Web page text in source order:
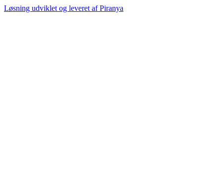
Løsning udviklet og leveret afPiranya